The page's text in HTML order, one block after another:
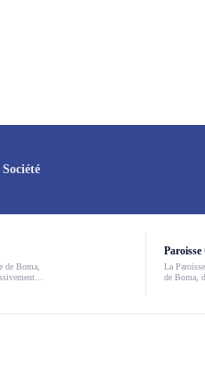
Société
de Boma,
La
de Boma,